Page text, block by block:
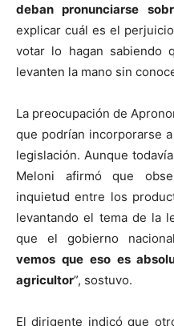
deban pronunciarse
explicar cuál es el
votar lo hagan sabiendo
levanten la mano sin
La preocupación de
que podrían incorporarse
legislación. Aunque
Meloni afirmó que
inquietud entre los
levantando el tema de la
que el gobierno
vemos que eso es
agricultor”, sostuvo.
El dirigente indicó que